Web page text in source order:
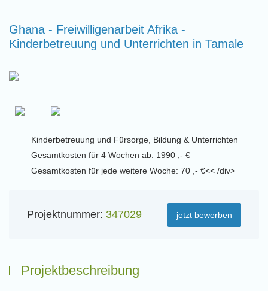
Ghana - Freiwilligenarbeit Afrika -
Kinderbetreuung und Unterrichten in Tamale
Kinderbetreuung und Fürsorge, Bildung & Unterrichten
Gesamtkosten für 4 Wochen ab: 1990 ,- €
Gesamtkosten für jede weitere Woche: 70 ,- €<< /div>
Projektnummer: 347029 jetzt bewerben
Projektbeschreibung